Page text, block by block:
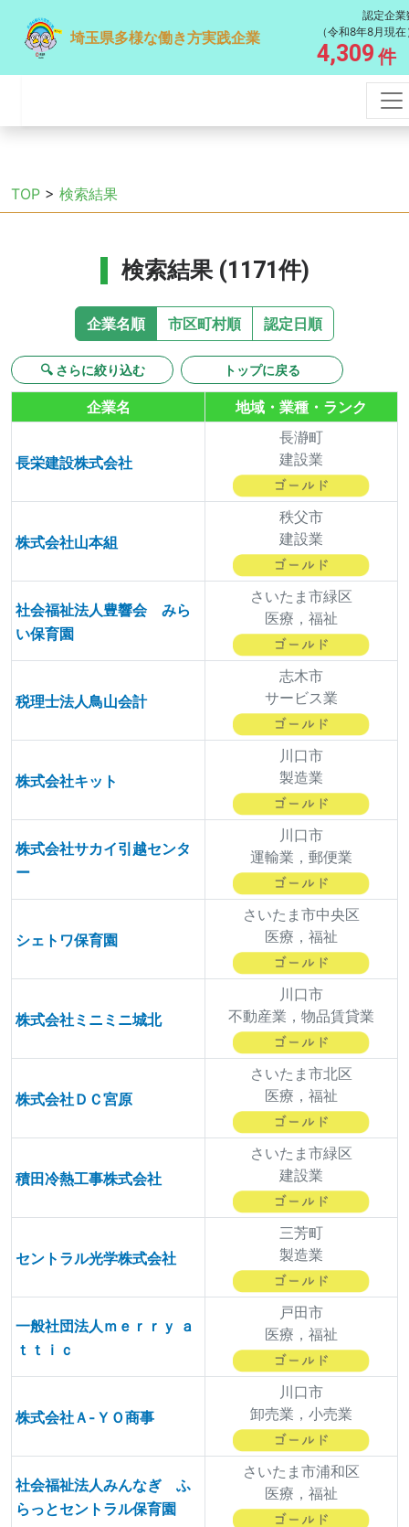
埼玉県多様な働き方実践企業
認定企業
（令和8年8月現在
4,309 件
TOP > 検索結果
検索結果 (1171件)
企業名順 市区町村順 認定日順
🔍 さらに絞り込む トップに戻る
企業名 地域・業種・ランク
長栄建設株式会社
長瀞町
建設業
株式会社山本組
秩父市
建設業
社会福祉法人豊響会 みら
い保育園
さいたま市緑区
医療，福祉
税理士法人鳥山会計
志木市
サービス業
株式会社キット
川口市
製造業
株式会社サカイ引越センタ
ー
川口市
運輸業，郵便業
シェトワ保育園
さいたま市中央区
医療，福祉
株式会社ミニミニ城北
川口市
不動産業，物品賃貸業
株式会社ＤＣ宮原
さいたま市北区
医療，福祉
積田冷熱工事株式会社
さいたま市緑区
建設業
セントラル光学株式会社
三芳町
製造業
一般社団法人ｍｅｒｒｙ ａ
ｔｔｉｃ
戸田市
医療，福祉
株式会社Ａ-ＹＯ商事
川口市
卸売業，小売業
社会福祉法人みんなぎ ふ
らっとセントラル保育園
さいたま市浦和区
医療，福祉